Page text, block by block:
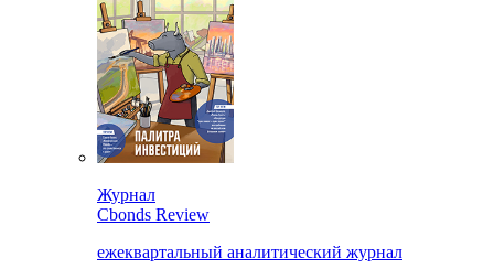
Журнал
Cbonds Review
ежеквартальный аналитический журнал